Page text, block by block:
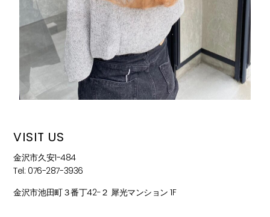
VISIT US
金沢市久安1-484
Tel: 076-287-3936
金沢市池田町３番丁42−２ 犀光マンション 1F